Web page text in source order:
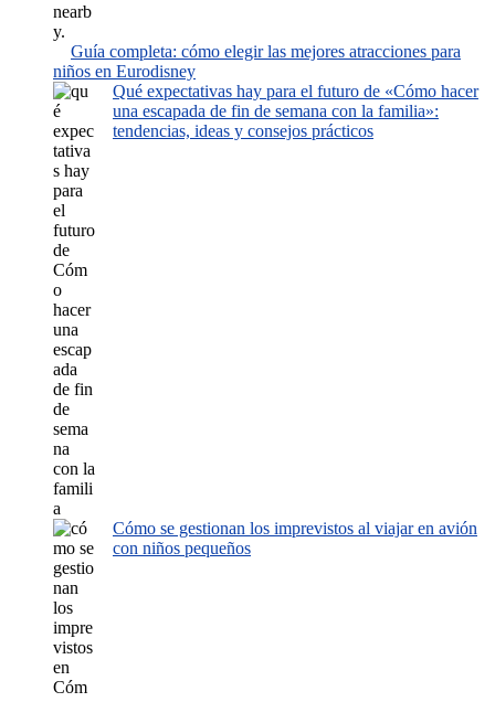
Guía completa: cómo elegir las mejores atracciones para
niños en Eurodisney
Qué expectativas hay para el futuro de «Cómo hacer
una escapada de fin de semana con la familia»:
tendencias, ideas y consejos prácticos
Cómo se gestionan los imprevistos al viajar en avión
con niños pequeños